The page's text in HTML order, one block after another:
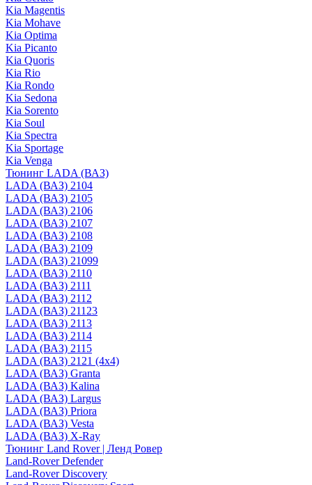
Kia Magentis
Kia Mohave
Kia Optima
Kia Picanto
Kia Quoris
Kia Rio
Kia Rondo
Kia Sedona
Kia Sorento
Kia Soul
Kia Spectra
Kia Sportage
Kia Venga
Тюнинг LADA (ВАЗ)
LADA (ВАЗ) 2104
LADA (ВАЗ) 2105
LADA (ВАЗ) 2106
LADA (ВАЗ) 2107
LADA (ВАЗ) 2108
LADA (ВАЗ) 2109
LADA (ВАЗ) 21099
LADA (ВАЗ) 2110
LADA (ВАЗ) 2111
LADA (ВАЗ) 2112
LADA (ВАЗ) 21123
LADA (ВАЗ) 2113
LADA (ВАЗ) 2114
LADA (ВАЗ) 2115
LADA (ВАЗ) 2121 (4x4)
LADA (ВАЗ) Granta
LADA (ВАЗ) Kalina
LADA (ВАЗ) Largus
LADA (ВАЗ) Priora
LADA (ВАЗ) Vesta
LADA (ВАЗ) X-Ray
Тюнинг Land Rover | Ленд Ровер
Land-Rover Defender
Land-Rover Discovery